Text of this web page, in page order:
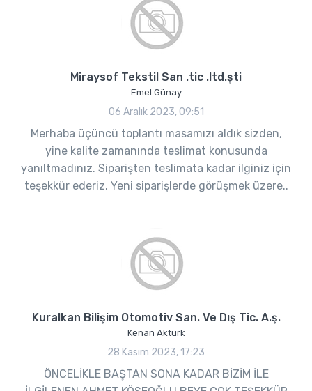
Miraysof Tekstil San .tic .ltd.şti
Emel Günay
06 Aralık 2023, 09:51
Merhaba üçüncü toplantı masamızı aldık sizden,
yine kalite zamanında teslimat konusunda
yanıltmadınız. Siparişten teslimata kadar ilginiz için
teşekkür ederiz. Yeni siparişlerde görüşmek üzere..
Kuralkan Bilişim Otomotiv San. Ve Dış Tic. A.ş.
Kenan Aktürk
28 Kasım 2023, 17:23
ÖNCELİKLE BAŞTAN SONA KADAR BİZİM İLE